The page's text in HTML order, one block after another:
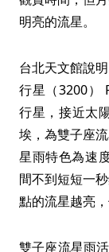
明亮的流星。
台北天文館說
行星（3200）
行星，接近太
埃，為雙子座
星雨特色為速
間不到短短一
點的流星越亮，
雙子座流星雨